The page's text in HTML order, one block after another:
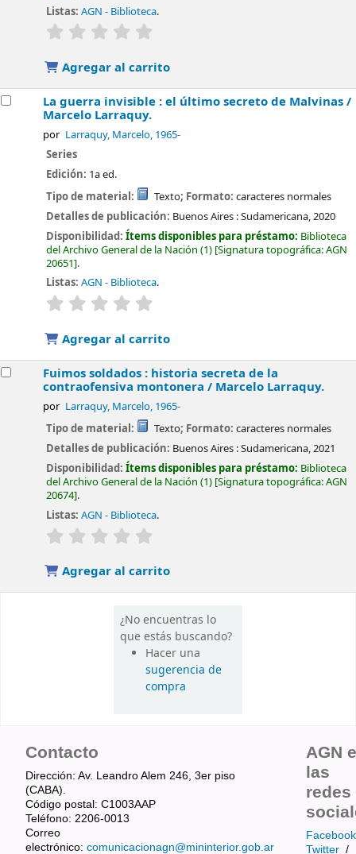
Listas: AGN - Biblioteca.
valoración
Agregar al carrito
La guerra invisible : el último secreto de Malvinas /
Marcelo Larraquy.
por Larraquy, Marcelo, 1965-
Series
Edición: 1a ed.
Tipo de material:
Texto; Formato: caracteres normales
Detalles de publicación: Buenos Aires :Sudamericana,2020
Disponibilidad:Ítems disponibles para préstamo: Biblioteca
del Archivo General de la Nación (1) Signatura topográfica:AGN
20651 .
Listas: AGN - Biblioteca.
valoración
Agregar al carrito
Fuimos soldados : historia secreta de la
contraofensiva montonera / Marcelo Larraquy.
por Larraquy, Marcelo, 1965-
Tipo de material: Texto; Formato: caracteres normales
Detalles de publicación: Buenos Aires :Sudamericana,2021
Disponibilidad:Ítems disponibles para préstamo: Biblioteca
del Archivo General de la Nación (1) Signatura topográfica:AGN
20674 .
Listas: AGN - Biblioteca.
valoración
Agregar al carrito
¿No encuentras lo
que estás buscando?
Hacer una
sugerencia de
compra
Contacto
Dirección: Av. Leandro Alem 246, 3er piso
(CABA).
Código postal: C1003AAP
Teléfono: 2206-0013
Correo
electrónico: comunicacionagn@mininterior.gob.ar
AGN
las
redes
Facebook
Twitter /